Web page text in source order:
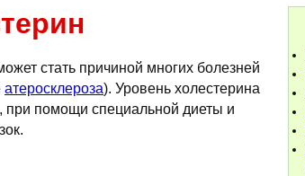
стать причиной многих болезней
атеросклероза). Уровень холестерина
при помощи специальной диеты и